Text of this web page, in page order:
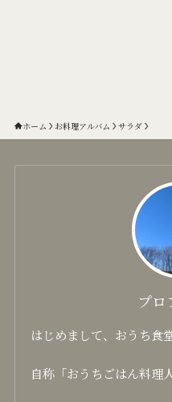
ホーム お料理アルバム サラダ
プロ
はじめまして、おうち食
自称「おうちごはん料理